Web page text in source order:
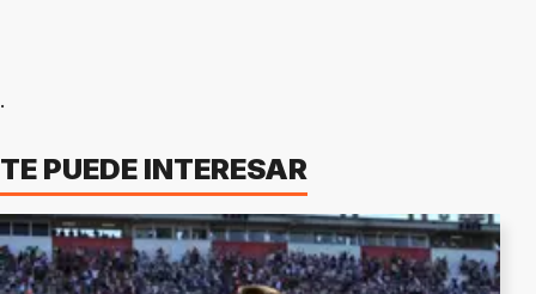
.
TE PUEDE INTERESAR